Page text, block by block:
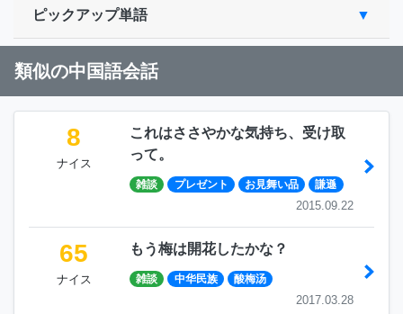
ピックアップ単語
類似の中国語会話
8
ナイス
これはささやかな気持ち、受け取
って。
雑談 プレゼント お見舞い品 謙遜
2015.09.22
65
ナイス
もう梅は開花したかな？
雑談 中华民族 酸梅汤
2017.03.28